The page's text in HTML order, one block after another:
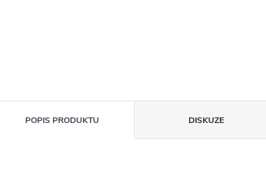
POPIS PRODUKTU DISKUZE